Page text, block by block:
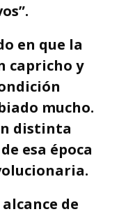
en que la
capricho y
mucho.
distinta
esa época
de